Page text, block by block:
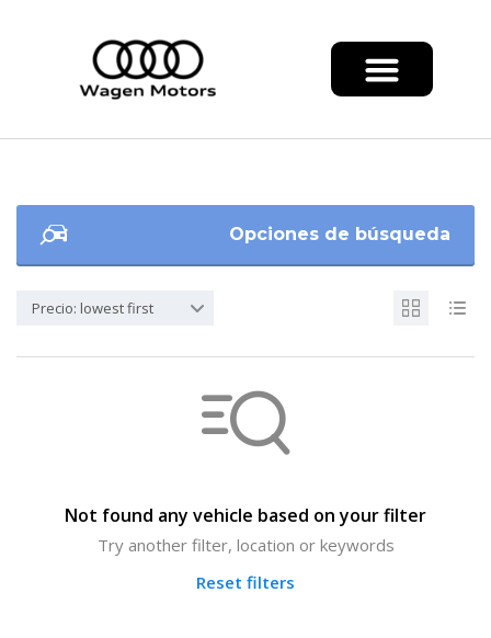
Opciones de búsqueda
Precio: lowest first
Not found any vehicle based on your filter
Try another filter, location or keywords
Reset filters